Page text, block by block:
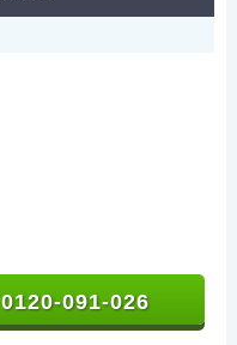
0120-091-026